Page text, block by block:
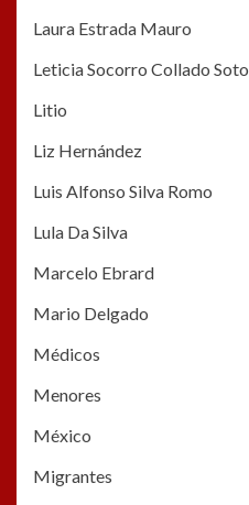
Laura Estrada Mauro
Leticia Socorro Collado Soto
Litio
Liz Hernández
Luis Alfonso Silva Romo
Lula Da Silva
Marcelo Ebrard
Mario Delgado
Médicos
Menores
México
Migrantes